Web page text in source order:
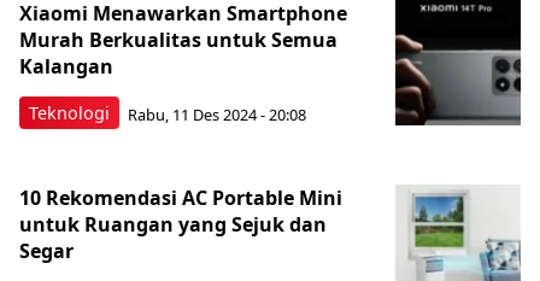
Teknologi
Xiaomi Menawarkan Smartphone
Murah Berkualitas untuk Semua
Kalangan
Rabu, 11 Des 2024 - 20:08
10 Rekomendasi AC Portable Mini
untuk Ruangan yang Sejuk dan
Segar